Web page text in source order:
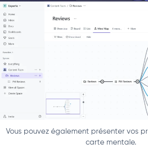
Vous pouvez également présenter vos
carte mentale.